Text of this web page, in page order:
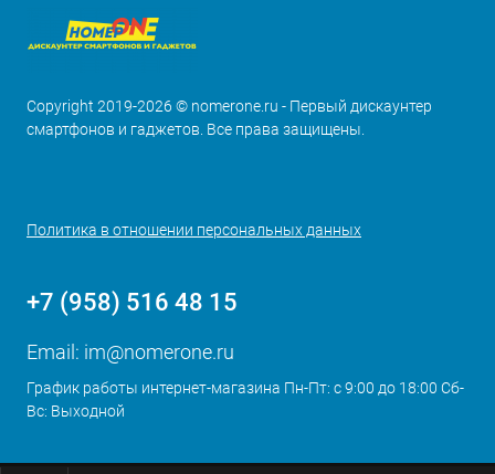
Copyright 2019-2026 © nomerone.ru - Первый дискаунтер
смартфонов и гаджетов. Все права защищены.
Политика в отношении персональных данных
+7 (958) 516 48 15
Email: im@nomerone.ru
График работы интернет-магазина Пн-Пт: с 9:00 до 18:00 Сб-
Вс: Выходной